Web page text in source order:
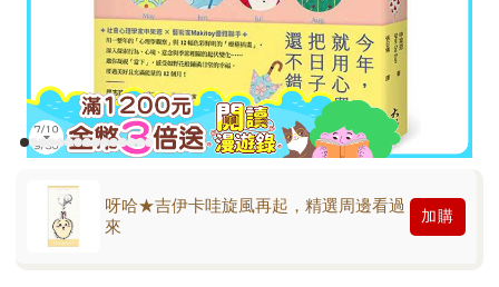
呀哈★吉伊卡哇旋風再起，精選周邊看過
來
加購